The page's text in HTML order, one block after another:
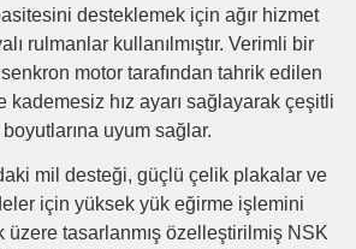
desteklemek için ağır hizmet
rulmanlar kullanılmıştır. Verimli bir
senkron motor tarafından tahrik edilen
kademesiz hız ayarı sağlayarak çeşitli
uyum sağlar.
mil desteği, güçlü çelik plakalar ve
için yüksek yük eğirme işlemini
üzere tasarlanmış özelleştirilmiş NSK